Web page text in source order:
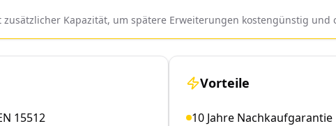
zusätzlicher Kapazität, um spätere Erweiterungen kostengünstig
15512
Vorteile
10 Jahre Nachkaufgarantie